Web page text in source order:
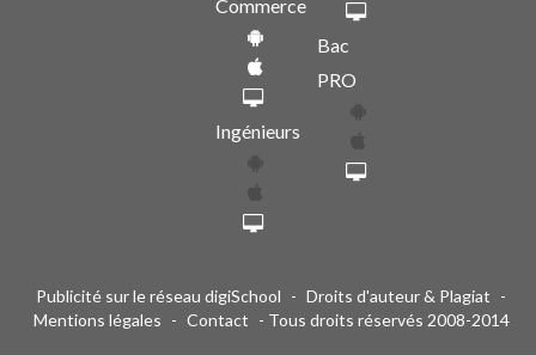
Commerce
Ingénieurs
Bac
PRO
Publicité sur le réseau digiSchool - Droits d'auteur & Plagiat -
Mentions légales - Contact - Tous droits réservés 2008-2014